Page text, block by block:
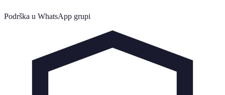
Podrška u WhatsApp grupi